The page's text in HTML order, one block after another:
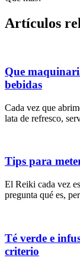
Artículos
Que
bebidas
Cada vez que
lata de refresco,
Tips para
El Reiki cada vez
pregunta qué es,
Té verde e
criterio